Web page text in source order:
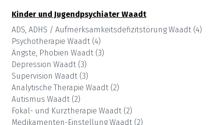
Kinder und Jugendpsychiater Waadt
ADS, ADHS / Aufmerksamkeitsdefizitstörung Waadt (4)
Psychotherapie Waadt (4)
Ängste, Phobien Waadt (3)
Depression Waadt (3)
Supervision Waadt (3)
Analytische Therapie Waadt (2)
Autismus Waadt (2)
Fokal- und Kurztherapie Waadt (2)
Medikamenten-Einstellung Waadt (2)